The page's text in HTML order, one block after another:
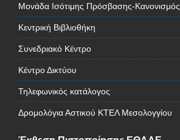
Μονάδα Ισότιμης Πρόσβασης-Κανονισμός
Κεντρική Βιβλιοθήκη
Συνεδριακό Κέντρο
Κέντρο Δικτύου
Τηλεφωνικός κατάλογος
Δρομολόγια Αστικού ΚΤΕΛ Μεσολογγίου